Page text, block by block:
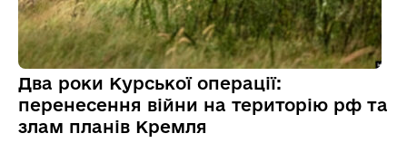
Два роки Курської операції:
перенесення війни на територію рф та
злам планів Кремля